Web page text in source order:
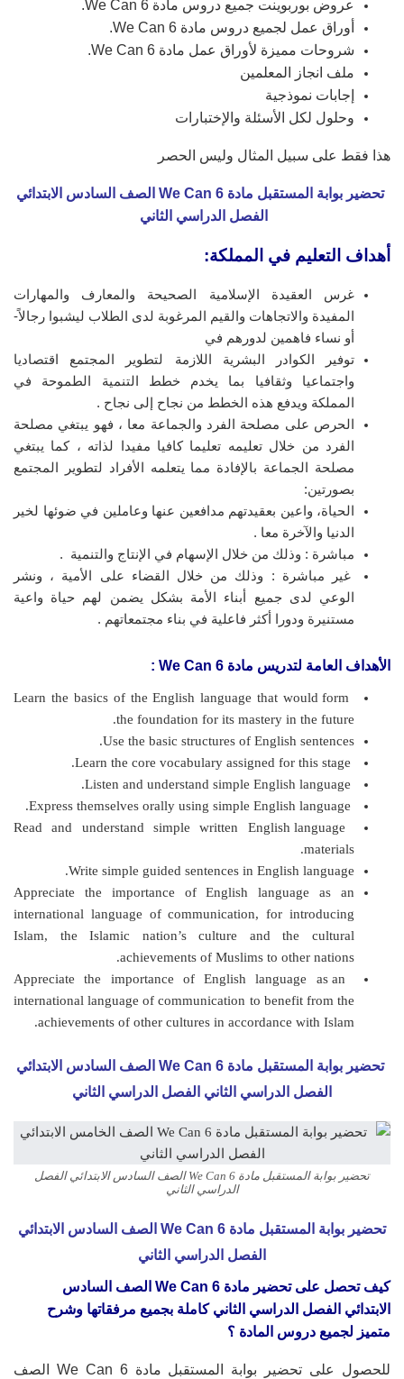
عروض بوربوينت جميع دروس مادة We Can 6.
أوراق عمل لجميع دروس مادة We Can 6.
شروحات مميزة لأوراق عمل مادة We Can 6.
ملف انجاز المعلمين
إجابات نموذجية
وحلول لكل الأسئلة والإختبارات
هذا فقط على سبيل المثال وليس الحصر
تحضير بوابة المستقبل مادة We Can 6 الصف السادس الابتدائي
الفصل الدراسي الثاني
أهداف التعليم في المملكة:
غرس العقيدة الإسلامية الصحيحة والمعارف والمهارات
المفيدة والاتجاهات والقيم المرغوبة لدى الطلاب ليشبوا رجالاً-
أو نساء فاهمين لدورهم في
توفير الكوادر البشرية اللازمة لتطوير المجتمع اقتصاديا
واجتماعيا وثقافيا بما يخدم خطط التنمية الطموحة في
المملكة ويدفع هذه الخطط من نجاح إلى نجاح .
الحرص على مصلحة الفرد والجماعة معا ، فهو يبتغي مصلحة
الفرد من خلال تعليمه تعليما كافيا مفيدا لذاته ، كما يبتغي
مصلحة الجماعة بالإفادة مما يتعلمه الأفراد لتطوير المجتمع
بصورتين:
الحياة، واعين بعقيدتهم مدافعين عنها وعاملين في ضوئها لخير
الدنيا والآخرة معا .
مباشرة : وذلك من خلال الإسهام في الإنتاج والتنمية .
غير مباشرة : وذلك من خلال القضاء على الأمية ، ونشر
الوعي لدى جميع أبناء الأمة بشكل يضمن لهم حياة واعية
مستنيرة ودورا أكثر فاعلية في بناء مجتمعاتهم .
الأهداف العامة لتدريس مادة We Can 6 :
Learn the basics of the English language that would form
the foundation for its mastery in the future.
Use the basic structures of English sentences.
Read and understand simple written English language
materials.
Write simple guided sentences in English language.
Appreciate the importance of English language as an
international language of communication, for introducing
Islam, the Islamic nation’s culture and the cultural
achievements of Muslims to other nations.
Appreciate the importance of English language as an
international language of communication to benefit from the
achievements of other cultures in accordance with Islam.
تحضير بوابة المستقبل مادة We Can 6 الصف السادس الابتدائي
الفصل الدراسي الثاني الفصل الدراسي الثاني
تحضير بوابة المستقبل مادة We Can 6 الصف السادس الابتدائي الفصل
الدراسي الثاني
تحضير بوابة المستقبل مادة We Can 6 الصف السادس الابتدائي
الفصل الدراسي الثاني
كيف تحصل على تحضير مادة We Can 6 الصف السادس
الابتدائي الفصل الدراسي الثاني كاملة بجميع مرفقاتها وشرح
متميز لجميع دروس المادة ؟
للحصول على تحضير بوابة المستقبل مادة We Can 6 الصف